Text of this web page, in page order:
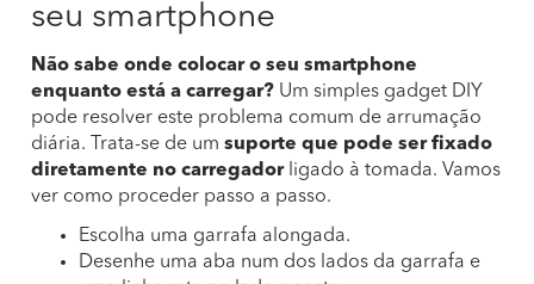
seu smartphone
Não sabe onde colocar o seu smartphone
enquanto está a carregar? Um simples gadget DIY
pode resolver este problema comum de arrumação
diária. Trata-se de um suporte que pode ser fixado
diretamente no carregadorligado à tomada. Vamos
ver como proceder passo a passo.
Escolha uma garrafa alongada.
Desenhe uma aba num dos lados da garrafa e